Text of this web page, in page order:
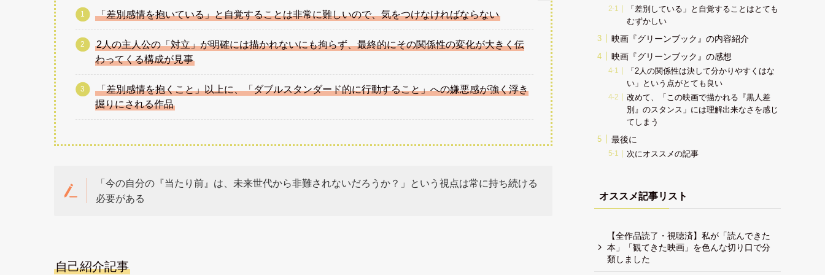
「差別感情を抱いている」と自覚することは非常に難しいので、気をつけなければならない
2人の主人公の「対立」が明確には描かれないにも拘らず、最終的にその関係性の変化が大きく伝
わってくる構成が見事
「差別感情を抱くこと」以上に、「ダブルスタンダード的に行動すること」への嫌悪感が強く浮き
掘りにされる作品
「今の自分の『当たり前』は、未来世代から非難されないだろうか？」という視点は常に持ち続ける
必要がある
自己紹介記事
「差別している」と自覚することはとても
むずかしい
映画『グリーンブック』の内容紹介
映画『グリーンブック』の感想
「2人の関係性は決して分かりやすくはな
い」という点がとても良い
改めて、「この映画で描かれる『黒人差
別』のスタンス」には理解出来なさを感じ
てしまう
最後に
次にオススメの記事
オススメ記事リスト
【全作品読了・視聴済】私が「読んできた
本」「観てきた映画」を色んな切り口で分
類しました